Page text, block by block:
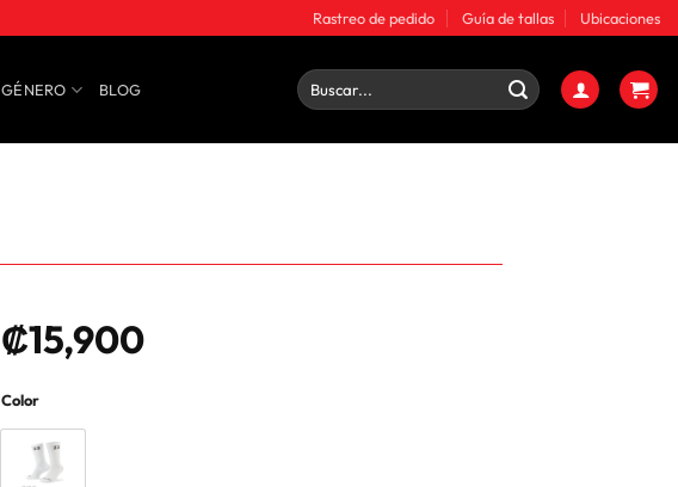
Rastreo de pedido Guía de tallas Ubicaciones
GÉNERO BLOG
Buscar
por:
₡15,900
Color